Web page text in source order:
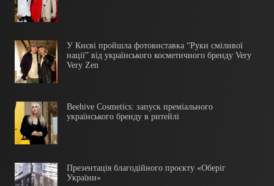
У Києві пройшла фотовиставка “Руки сміливої
нації” від українського косметичного бренду Very
Very Zen
Beehive Cosmetics: запуск преміального
українського бренду в ритейлі
Презентація благодійного проєкту «Оберіг
України»